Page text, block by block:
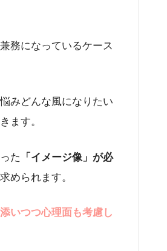
務になっているケース
みどんな風になりたい
ます。
た
「イメージ像」が必
められます。
いつつ心理面も考慮し